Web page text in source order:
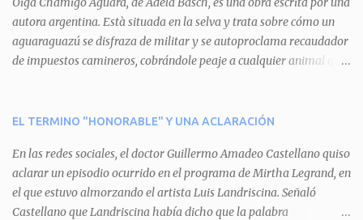
r
i
o
autora argentina. Està situada en la selva y trata sobre cómo un
aguaraguazú se disfraza de militar y se autoproclama recaudador
de impuestos camineros, cobrándole peaje a cualquier animal que
aguará le provoca. De igual manera pasa con Tatú, el armadillo.
del aguará y pasa sin pagar. Por último, Tui, la cotorra, deja
expuesta la mentira del aguará y arenga a los otros tres
personajes a unirse para enfrentarlo. Finalmente, terminan por
quitarle el disfraz de militar, y el aguará huye despavorido al verse
EL TERMINO "HONORABLE" Y UNA ACLARACIÓN
En las redes sociales, el doctor Guillermo Amadeo Castellano quiso
aclarar un episodio ocurrido en el programa de Mirtha Legrand, en
el que estuvo almorzando el artista Luis Landriscina. Señaló
Castellano que Landriscina había dicho que la palabra